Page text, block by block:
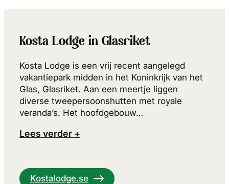
Kosta Lodge in Glasriket
Kosta Lodge is een vrij recent aangelegd
vakantiepark midden in het Koninkrijk van het
Glas, Glasriket. Aan een meertje liggen
diverse tweepersoonshutten met royale
veranda’s. Het hoofdgebouw…
Lees verder +
Kostalodge.se